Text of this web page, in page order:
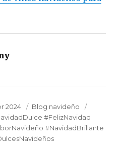
2024 Category
Blog navideño
#FelizNavidad
#NavidadBrillante